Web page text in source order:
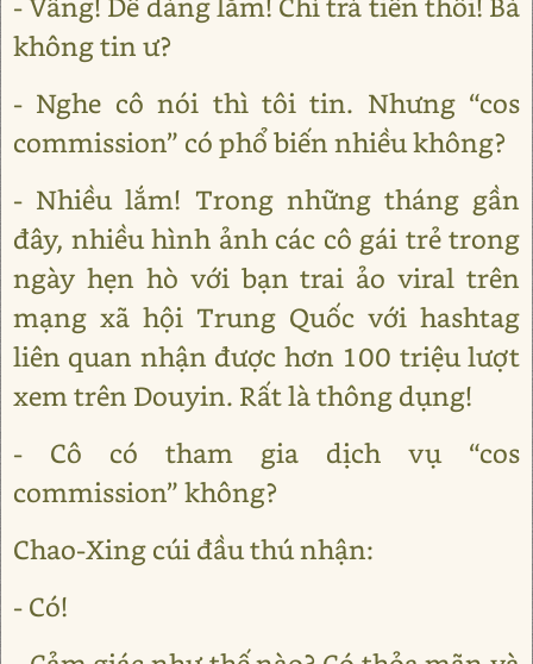
không tin ư?
- Nghe cô nói thì tôi tin. Nhưng “cos
commission” có phổ biến nhiều không?
- Nhiều lắm! Trong những tháng gần
đây, nhiều hình ảnh các cô gái trẻ trong
ngày hẹn hò với bạn trai ảo viral trên
mạng xã hội Trung Quốc với hashtag
liên quan nhận được hơn 100 triệu lượt
xem trên Douyin. Rất là thông dụng!
- Cô có tham gia dịch vụ “cos
commission” không?
Chao-Xing cúi đầu thú nhận:
- Có!